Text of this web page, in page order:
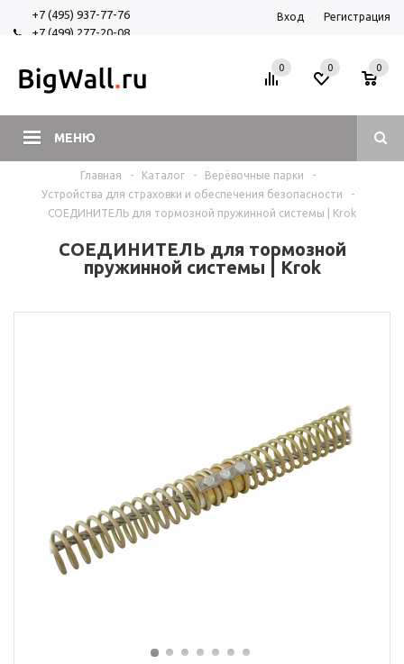
+7 (495) 937-77-76
+7 (499) 277-20-08
Вход Регистрация
МЕНЮ
0 0
0
Главная - Каталог - Верёвочные парки
-
Устройства для страховки и обеспечения безопасности
-
СОЕДИНИТЕЛЬ для тормозной пружинной системы | Krok
СОЕДИНИТЕЛЬ для тормозной
пружинной системы | Krok